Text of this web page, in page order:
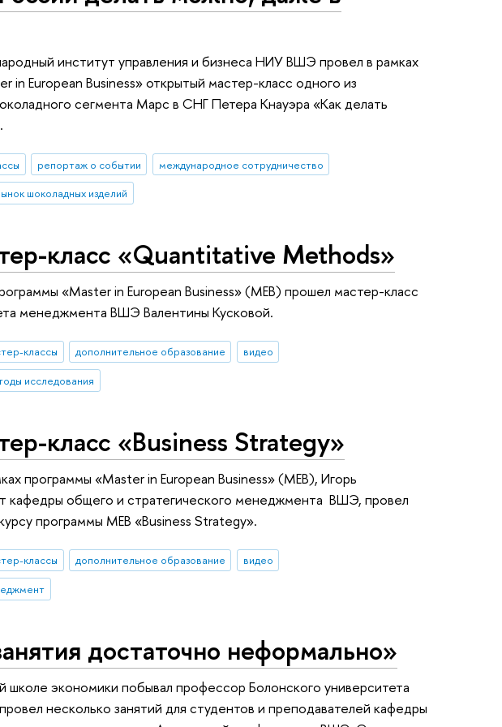
институт управления и бизнеса НИУ ВШЭ провел в рамках
in European Business» открытый мастер-класс одного из
сегмента Марс в СНГ Петера Кнауэра «Как делать
репортаж о событии
международное сотрудничество
шоколадных изделий
класс «Quantitative Methods»
«Master in European Business» (МЕВ) прошел мастер-класс
менеджмента ВШЭ Валентины Кусковой.
классы дополнительное образование
видео
исследования
класс «Business Strategy»
программы «Master in European Business» (МЕВ), Игорь
кафедры общего и стратегического менеджмента ВШЭ, провел
программы МЕВ «Business Strategy».
классы дополнительное образование
видео
достаточно неформально»
школе экономики побывал профессор Болонского университета
несколько занятий для студентов и преподавателей кафедры